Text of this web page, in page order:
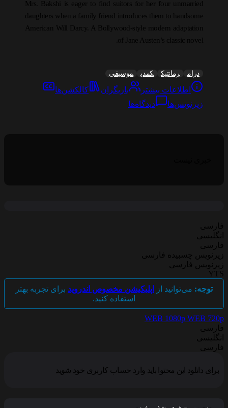
Mrs. Bakshi is eager to find suitors for her four unmarried
daughters when a family friend introduces them to handsome
American Will Darcy. A Bollywood-style modern adaptation
of Jane Austen’s classic novel.
درام رمانتیک کمدی موسیقی
اطلاعات بیشتر بازیگران
کالکشن‌ها
زیرنویس‌ها
دیدگاه‌ها
فارسی
انگلیسی
فارسی
زیرنویس چسبیده فارسی
زیرنویس فارسی
YTS
توجه: می‌توانید از اپلیکیشن مخصوص اندروید برای تجربه بهتر
استفاده کنید.
WEB 1080p WEB 720p
فارسی
انگلیسی
فارسی
برای دانلود این محتوا باید وارد حساب کاربری خود شوید